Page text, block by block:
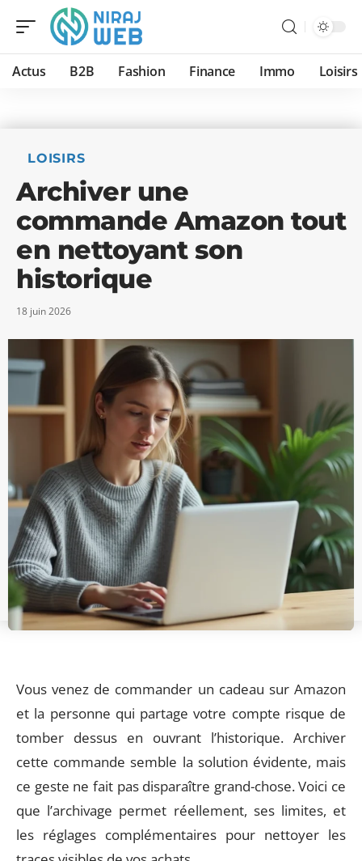
Actus B2B Fashion Finance Immo Loisirs
LOISIRS
Archiver une
commande Amazon tout
en nettoyant son
historique
18 juin 2026
Vous venez de commander un cadeau sur Amazon
et la personne qui partage votre compte risque de
tomber dessus en ouvrant l’historique. Archiver
cette commande semble la solution évidente, mais
ce geste ne fait pas disparaître grand-chose. Voici ce
que l’archivage permet réellement, ses limites, et
les réglages complémentaires pour nettoyer les